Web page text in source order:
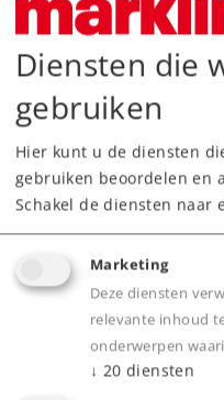
Type
10,00 €
alleen beschikbaar
Leverbaar vanaf
Dealer zoeken
Downloads
Diensten die
gebruiken
Hier kunt u de diensten
gebruiken beoordelen en
Schakel de diensten naar
Marketing
Deze diensten
relevante inhoud
onderwerpen
↓ 20 diensten